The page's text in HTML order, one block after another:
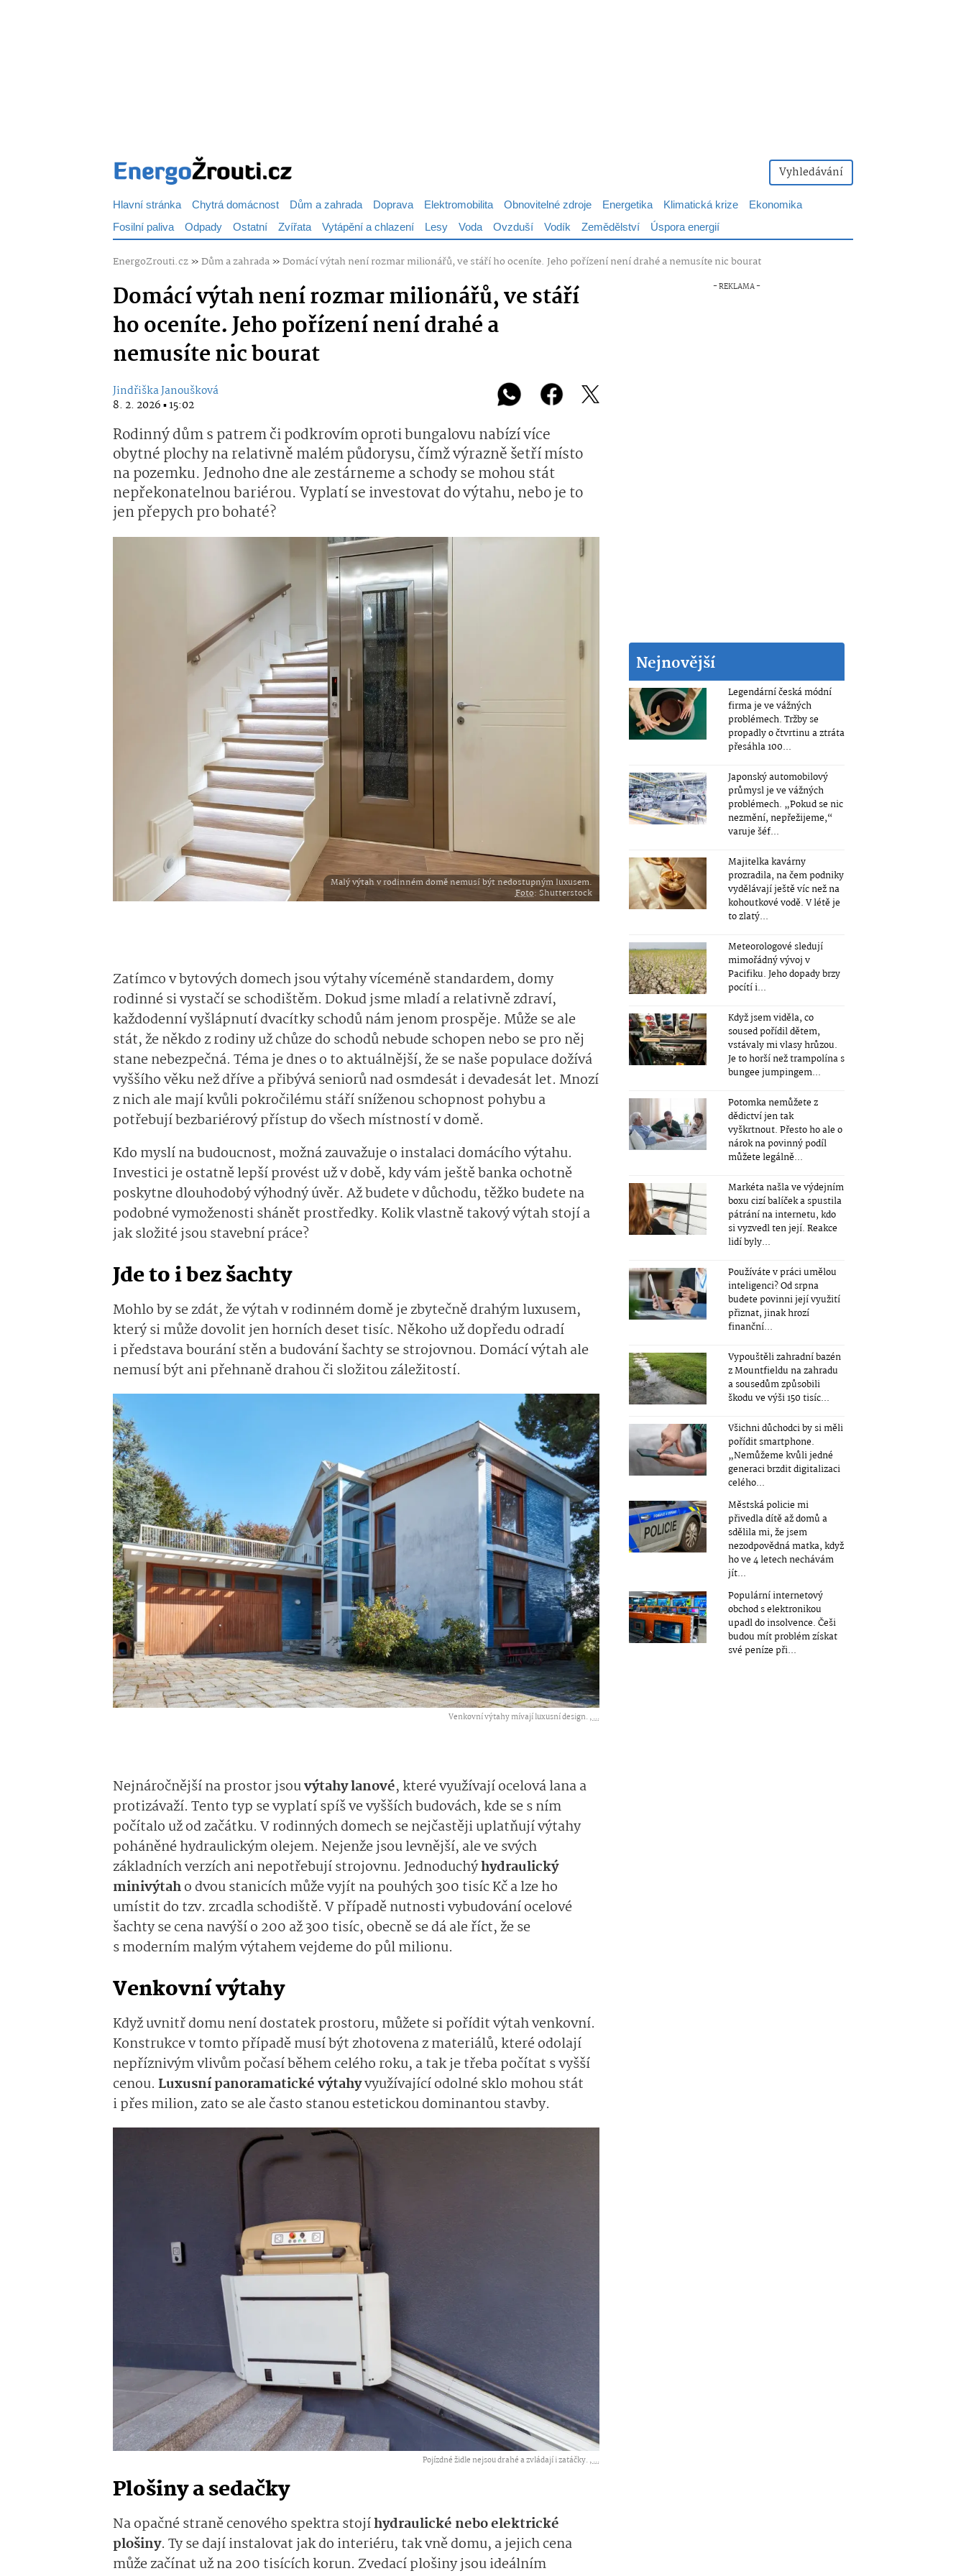
Vyhledávání
Hlavní stránka Chytrá domácnost Dům a zahrada Doprava Elektromobilita Obnovitelné zdroje Energetika Klimatická krize
Ekonomika
Fosilní paliva Odpady Ostatní Zvířata Vytápění a chlazení Lesy Voda Ovzduší Vodík Zemědělství Úspora energií
EnergoZrouti.cz»Dům a zahrada»Domácí výtah není rozmar milionářů, ve stáří ho oceníte. Jeho pořízení není drahé a nemusíte nic bourat
Domácí výtah není rozmar milionářů, ve stáří
ho oceníte. Jeho pořízení není drahé a
nemusíte nic bourat
Jindřiška Janoušková
8. 2. 2026 ▪ 15:02
Rodinný dům s patrem či podkrovím oproti bungalovu nabízí více
obytné plochy na relativně malém půdorysu, čímž výrazně šetří místo
na pozemku. Jednoho dne ale zestárneme a schody se mohou stát
nepřekonatelnou bariérou. Vyplatí se investovat do výtahu, nebo je to
jen přepych pro bohaté?
Malý výtah v rodinném domě nemusí být nedostupným luxusem.
Foto: Shutterstock
Zatímco v bytových domech jsou výtahy víceméně standardem, domy
rodinné si vystačí se schodištěm. Dokud jsme mladí a relativně zdraví,
každodenní vyšlápnutí dvacítky schodů nám jenom prospěje. Může se ale
stát, že někdo z rodiny už chůze do schodů nebude schopen nebo se pro něj
stane nebezpečná. Téma je dnes o to aktuálnější, že se naše populace dožívá
vyššího věku než dříve a přibývá seniorů nad osmdesát i devadesát let. Mnozí
z nich ale mají kvůli pokročilému stáří sníženou schopnost pohybu a
potřebují bezbariérový přístup do všech místností v domě.
Kdo myslí na budoucnost, možná zauvažuje o instalaci domácího výtahu.
Investici je ostatně lepší provést už v době, kdy vám ještě banka ochotně
poskytne dlouhodobý výhodný úvěr. Až budete v důchodu, těžko budete na
podobné vymoženosti shánět prostředky. Kolik vlastně takový výtah stojí a
jak složité jsou stavební práce?
Jde to i bez šachty
Mohlo by se zdát, že výtah v rodinném domě je zbytečně drahým luxusem,
který si může dovolit jen horních deset tisíc. Někoho už dopředu odradí
i představa bourání stěn a budování šachty se strojovnou. Domácí výtah ale
nemusí být ani přehnaně drahou či složitou záležitostí.
Venkovní výtahy mívají luxusní design. ,...
Nejnáročnější na prostor jsouvýtahy lanové, které využívají ocelová lana a
protizávaží. Tento typ se vyplatí spíš ve vyšších budovách, kde se s ním
počítalo už od začátku. V rodinných domech se nejčastěji uplatňují výtahy
poháněné hydraulickým olejem. Nejenže jsou levnější, ale ve svých
základních verzích ani nepotřebují strojovnu. Jednoduchýhy­draulický
minivýtaho dvou stanicích může vyjít na pouhých 300 tisíc Kč a lze ho
umístit do tzv. zrcadla schodiště. V případě nutnosti vybudování ocelové
šachty se cena navýší o 200 až 300 tisíc, obecně se dá ale říct, že se
s moderním malým výtahem vejdeme do půl milionu.
Venkovní výtahy
Když uvnitř domu není dostatek prostoru, můžete si pořídit výtah venkovní.
Konstrukce v tomto případě musí být zhotovena z materiálů, které odolají
nepříznivým vlivům počasí během celého roku, a tak je třeba počítat s vyšší
cenou. Luxusní panoramatické výtahyvyužívající odolné sklo mohou stát
i přes milion, zato se ale často stanou estetickou dominantou stavby.
Pojízdné židle nejsou drahé a zvládají i zatáčky. ,...
Plošiny a sedačky
Na opačné straně cenového spektra stojíhydraulické nebo elektrické
plošiny. Ty se dají instalovat jak do interiéru, tak vně domu, a jejich cena
může začínat už na 200 tisících korun. Zvedací plošiny jsou ideálním
Nejnovější
Legendární česká módní
firma je ve vážných
problémech. Tržby se
propadly o čtvrtinu a ztráta
přesáhla 100...
Japonský automobilový
průmysl je ve vážných
problémech. „Pokud se nic
nezmění, nepřežijeme,“
varuje šéf...
Majitelka kavárny
prozradila, na čem podniky
vydělávají ještě víc než na
kohoutkové vodě. V létě je
to zlatý...
Meteorologové sledují
mimořádný vývoj v
Pacifiku. Jeho dopady brzy
pocítí i...
Když jsem viděla, co
soused pořídil dětem,
vstávaly mi vlasy hrůzou.
Je to horší než trampolína s
bungee jumpingem...
Potomka nemůžete z
dědictví jen tak
vyškrtnout. Přesto ho ale o
nárok na povinný podíl
můžete legálně...
Markéta našla ve výdejním
boxu cizí balíček a spustila
pátrání na internetu, kdo
si vyzvedl ten její. Reakce
lidí byly...
Používáte v práci umělou
inteligenci? Od srpna
budete povinni její využití
přiznat, jinak hrozí
finanční...
Vypouštěli zahradní bazén
z Mountfieldu na zahradu
a sousedům způsobili
škodu ve výši 150 tisíc...
Všichni důchodci by si měli
pořídit smartphone.
„Nemůžeme kvůli jedné
generaci brzdit digitalizaci
celého...
Městská policie mi
přivedla dítě až domů a
sdělila mi, že jsem
nezodpovědná matka, když
ho ve 4 letech nechávám
jít...
Populární internetový
obchod s elektronikou
upadl do insolvence. Češi
budou mít problém získat
své peníze při...